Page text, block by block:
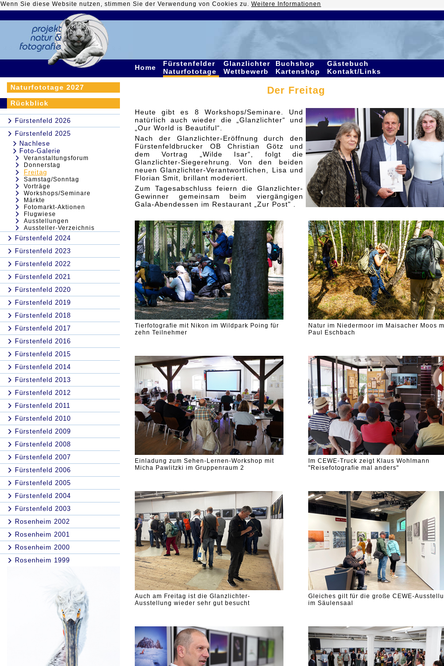
Wenn Sie diese Website nutzen, stimmen Sie der Verwendung von Cookies zu. Weitere Informationen
Home
Fürstenfelder
Naturfototage
Glanzlichter
Wettbewerb
Buchshop
Kartenshop
Gästebuch
Kontakt/Links
Naturfototage 2027
Rückblick
Fürstenfeld 2026
Fürstenfeld 2025
Nachlese
Foto-Galerie
Veranstaltungsforum
Donnerstag
Freitag
Samstag/Sonntag
Vorträge
Workshops/Seminare
Märkte
Fotomarkt-Aktionen
Flugwiese
Ausstellungen
Aussteller-Verzeichnis
Fürstenfeld 2024
Fürstenfeld 2023
Fürstenfeld 2022
Fürstenfeld 2021
Fürstenfeld 2020
Fürstenfeld 2019
Fürstenfeld 2018
Fürstenfeld 2017
Fürstenfeld 2016
Fürstenfeld 2015
Fürstenfeld 2014
Fürstenfeld 2013
Fürstenfeld 2012
Fürstenfeld 2011
Fürstenfeld 2010
Fürstenfeld 2009
Fürstenfeld 2008
Fürstenfeld 2007
Fürstenfeld 2006
Fürstenfeld 2005
Fürstenfeld 2004
Fürstenfeld 2003
Rosenheim 2002
Rosenheim 2001
Rosenheim 2000
Rosenheim 1999
Der Freitag
Heute gibt es 8 Workshops/Seminare. Und
natürlich auch wieder die „Glanzlichter“ und
„Our World is Beautiful“.
Nach der Glanzlichter-Eröffnung durch den
Fürstenfeldbrucker OB Christian Götz und
dem Vortrag „Wilde Isar“, folgt die
Glanzlichter-Siegerehrung. Von den beiden
neuen Glanzlichter-Verantwortlichen, Lisa und
Florian Smit, brillant moderiert.
Zum Tagesabschluss feiern die Glanzlichter-
Gewinner gemeinsam beim viergängigen
Gala-Abendessen im Restaurant „Zur Post" .
Tierfotografie mit Nikon im Wildpark Poing für
zehn Teilnehmer
Natur im Niedermoor im Maisacher Moos
Paul Eschbach
Einladung zum Sehen-Lernen-Workshop mit
Micha Pawlitzki im Gruppenraum 2
Im CEWE-Truck zeigt Klaus Wohlmann
"Reisefotografie mal anders"
Auch am Freitag ist die Glanzlichter-
Ausstellung wieder sehr gut besucht
Gleiches gilt für die große CEWE-
im Säulensaal